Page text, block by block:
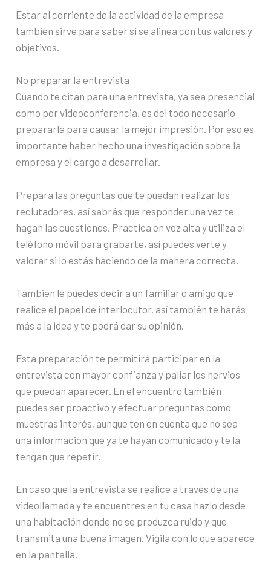
Estar al corriente de la actividad de la empresa
también sirve para saber si se alinea con tus valores y
objetivos.
No preparar la entrevista
Cuando te citan para una entrevista, ya sea presencial
como por videoconferencia, es del todo necesario
prepararla para causar la mejor impresión. Por eso es
importante haber hecho una investigación sobre la
empresa y el cargo a desarrollar.
Prepara las preguntas que te puedan realizar los
reclutadores, así sabrás que responder una vez te
hagan las cuestiones. Practica en voz alta y utiliza el
teléfono móvil para grabarte, así puedes verte y
valorar si lo estás haciendo de la manera correcta.
También le puedes decir a un familiar o amigo que
realice el papel de interlocutor, así también te harás
más a la idea y te podrá dar su opinión.
Esta preparación te permitirá participar en la
entrevista con mayor confianza y paliar los nervios
que puedan aparecer. En el encuentro también
puedes ser proactivo y efectuar preguntas como
muestras interés, aunque ten en cuenta que no sea
una información que ya te hayan comunicado y te la
tengan que repetir.
En caso que la entrevista se realice a través de una
videollamada y te encuentres en tu casa hazlo desde
una habitación donde no se produzca ruido y que
transmita una buena imagen. Vigila con lo que aparece
en la pantalla.